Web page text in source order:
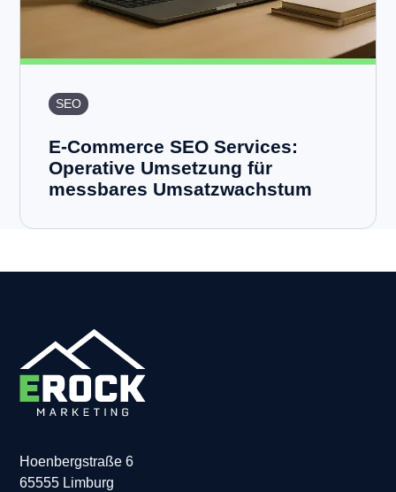
SEO
E-Commerce SEO Services:
Operative Umsetzung für
messbares Umsatzwachstum
Hoenbergstraße 6
65555 Limburg